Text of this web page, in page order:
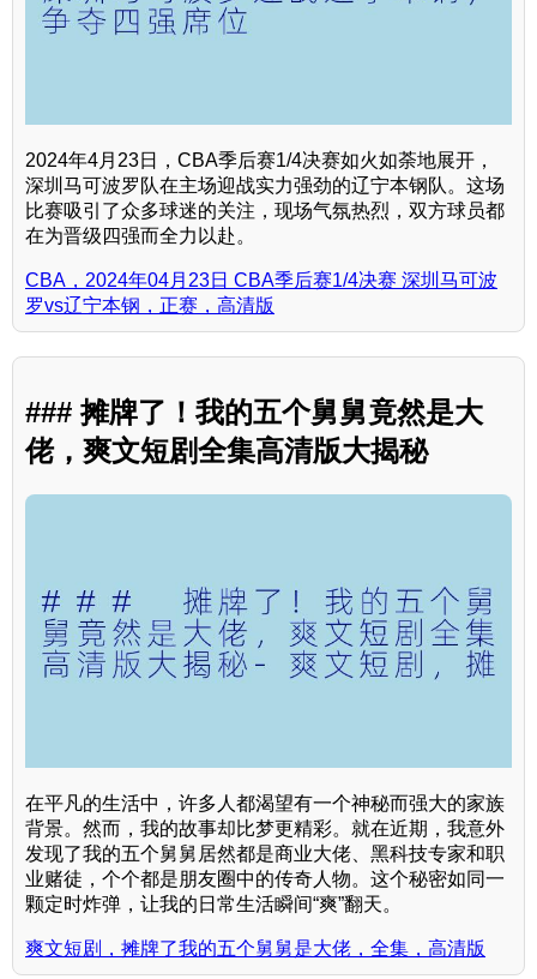
2024年4月23日，CBA季后赛1/4决赛如火如荼地展开，
深圳马可波罗队在主场迎战实力强劲的辽宁本钢队。这场
比赛吸引了众多球迷的关注，现场气氛热烈，双方球员都
在为晋级四强而全力以赴。
CBA，2024年04月23日 CBA季后赛1/4决赛 深圳马可波
罗vs辽宁本钢，正赛，高清版
### 摊牌了！我的五个舅舅竟然是大
佬，爽文短剧全集高清版大揭秘
在平凡的生活中，许多人都渴望有一个神秘而强大的家族
背景。然而，我的故事却比梦更精彩。就在近期，我意外
发现了我的五个舅舅居然都是商业大佬、黑科技专家和职
业赌徒，个个都是朋友圈中的传奇人物。这个秘密如同一
颗定时炸弹，让我的日常生活瞬间“爽”翻天。
爽文短剧，摊牌了我的五个舅舅是大佬，全集，高清版